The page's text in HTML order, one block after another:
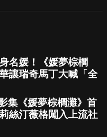
名媛！《媛夢棕櫚
讓瑞奇馬丁大喊「全
集《媛夢棕櫚灘》首
絲汀薇格闖入上流社